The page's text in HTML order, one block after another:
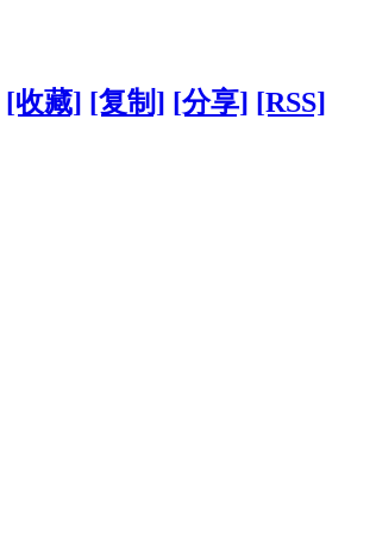
[收藏] [复制] [分享] [RSS]